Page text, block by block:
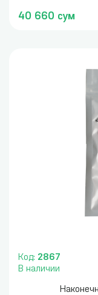
40 660 сум
Код: 2867
В наличии